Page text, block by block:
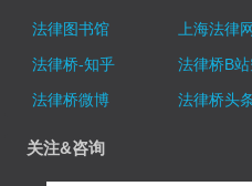
法律图书馆 上海法律网
法律桥-知乎
法律桥B
法律桥微博
法律桥头
关注&咨询